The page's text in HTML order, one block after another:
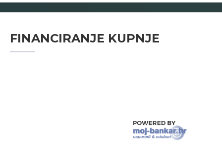
FINANCIRANJE KUPNJE